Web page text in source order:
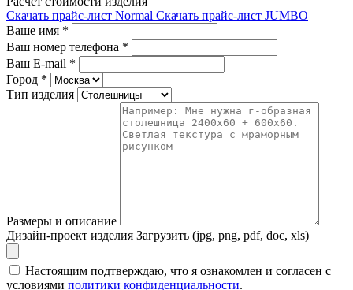
Скачать прайс-лист Normal Скачать прайс-лист JUMBO
Ваше имя *
Ваш номер телефона *
Ваш E-mail *
Город *
Тип изделия
Размеры и описание
Дизайн-проект изделия Загрузить (jpg, png, pdf, doc, xls)
Настоящим подтверждаю, что я ознакомлен и согласен с
условиями политики конфиденциальности.